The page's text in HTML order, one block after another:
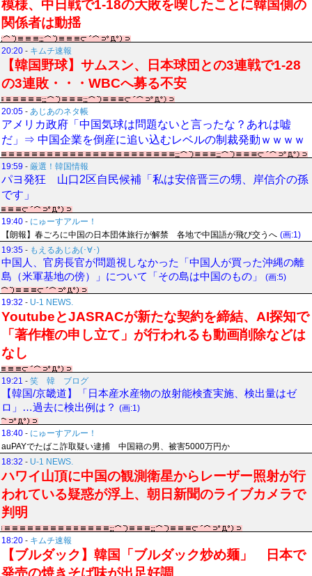
模様、中日戦で1-18の大敗を喫したことに韓国側の
関係者は動揺
20:20 - キムチ速報
【韓国野球】サムスン、日本球団との3連戦で1-28
の3連敗・・・WBCへ募る不安
20:05 - あじあのネタ帳
アメリカ政府「中国気球は問題ないと言ったな？あれは嘘
だ」⇒ 中国企業を倒産に追い込むレベルの制裁発動ｗｗｗｗ
19:59 - 厳選！韓国情報
パヨ発狂 山口2区自民候補「私は安倍晋三の甥、岸信介の孫
です」
19:40 - にゅーすアルー！
【朗報】春ごろに中国の日本団体旅行が解禁 各地で中国語が飛び交うへ (画:1)
19:35 - もえるあじあ(･∀･)
中国人、官房長官が問題視しなかった「中国人が買った沖縄の離
島（米軍基地の傍）」について「その島は中国のもの」
(画:5)
19:32 - U-1 NEWS.
YoutubeとJASRACが新たな契約を締結、AI探知で
「著作権の申し立て」が行われるも動画削除などは
なし
19:21 - 笑 韓 ブログ
【韓国/京畿道】「日本産水産物の放射能検査実施、検出量はゼ
ロ」…過去に検出例は？ (画:1)
18:40 - にゅーすアルー！
auPAYでたばこ詐取疑い逮捕 中国籍の男、被害5000万円か
18:32 - U-1 NEWS.
ハワイ山頂に中国の観測衛星からレーザー照射が行
われている疑惑が浮上、朝日新聞のライブカメラで
判明
18:20 - キムチ速報
【ブルダック】韓国「ブルダック炒め麺」 日本で
発売の焼きそば味が出足好調